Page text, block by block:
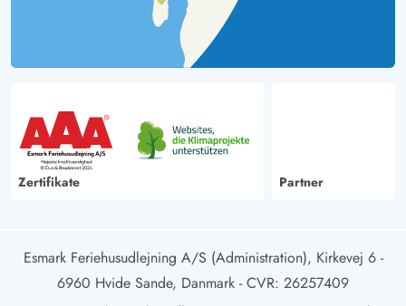
Zertifikate Partner
Esmark Feriehusudlejning A/S (Administration), Kirkevej 6 -
6960 Hvide Sande, Danmark - CVR: 26257409